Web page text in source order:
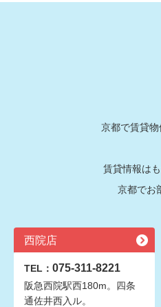
京都で賃貸
賃貸情報は
京都でお
西院店
TEL： 075-311-8221
阪急西院駅西180m。四条
通佐井西入ル。